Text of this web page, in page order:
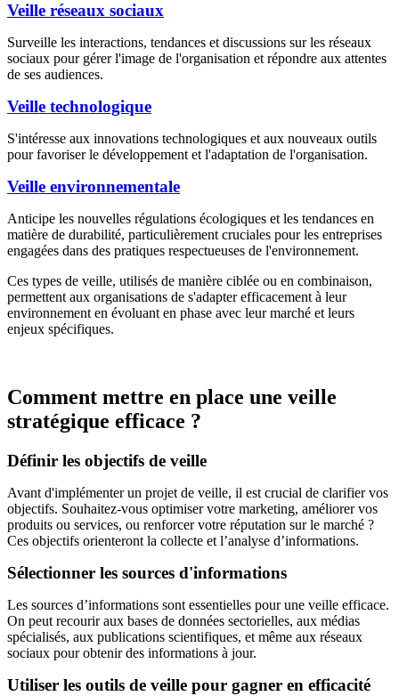
Veille réseaux sociaux
Surveille les interactions, tendances et discussions sur les réseaux
sociaux pour gérer l'image de l'organisation et répondre aux attentes
de ses audiences.
Veille technologique
S'intéresse aux innovations technologiques et aux nouveaux outils
pour favoriser le développement et l'adaptation de l'organisation.
Veille environnementale
Anticipe les nouvelles régulations écologiques et les tendances en
matière de durabilité, particulièrement cruciales pour les entreprises
engagées dans des pratiques respectueuses de l'environnement.
Ces types de veille, utilisés de manière ciblée ou en combinaison,
permettent aux organisations de s'adapter efficacement à leur
environnement en évoluant en phase avec leur marché et leurs
enjeux spécifiques.
Comment mettre en place une veille
stratégique efficace ?
Définir les objectifs de veille
Avant d'implémenter un projet de veille, il est crucial de clarifier vos
objectifs. Souhaitez-vous optimiser votre marketing, améliorer vos
produits ou services, ou renforcer votre réputation sur le marché ?
Ces objectifs orienteront la collecte et l’analyse d’informations.
Sélectionner les sources d'informations
Les sources d’informations sont essentielles pour une veille efficace.
On peut recourir aux bases de données sectorielles, aux médias
spécialisés, aux publications scientifiques, et même aux réseaux
sociaux pour obtenir des informations à jour.
Utiliser les outils de veille pour gagner en efficacité